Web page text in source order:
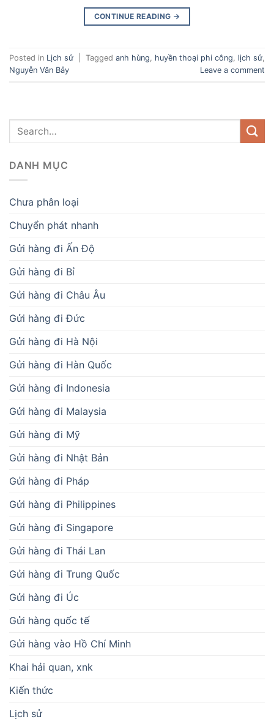
CONTINUE READING →
Posted in Lịch sử Tagged anh hùng, huyền thoại phi công, lịch sử,
Nguyễn Văn Bảy
Leave a comment
DANH MỤC
Chưa phân loại
Chuyển phát nhanh
Gửi hàng đi Ấn Độ
Gửi hàng đi Bỉ
Gửi hàng đi Châu Âu
Gửi hàng đi Đức
Gửi hàng đi Hà Nội
Gửi hàng đi Hàn Quốc
Gửi hàng đi Indonesia
Gửi hàng đi Malaysia
Gửi hàng đi Mỹ
Gửi hàng đi Nhật Bản
Gửi hàng đi Pháp
Gửi hàng đi Philippines
Gửi hàng đi Singapore
Gửi hàng đi Thái Lan
Gửi hàng đi Trung Quốc
Gửi hàng đi Úc
Gửi hàng quốc tế
Gửi hàng vào Hồ Chí Minh
Khai hải quan, xnk
Kiến thức
Lịch sử